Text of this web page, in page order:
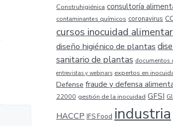
Construhigiénica consultoría
contaminantes químicos coronavirus
cursos inocuidad
diseño higiénico de plantas
sanitario de plantas documentos
entrevistas y webinars expertos en
Defense fraude y defensa
22000 gestión de la inocuidad GFSI
HACCP IFS Food industria